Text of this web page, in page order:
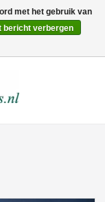
0 Artikelen - €0,00
met het gebruik van
bericht verbergen